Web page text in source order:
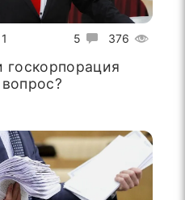
5 376
госкорпорация